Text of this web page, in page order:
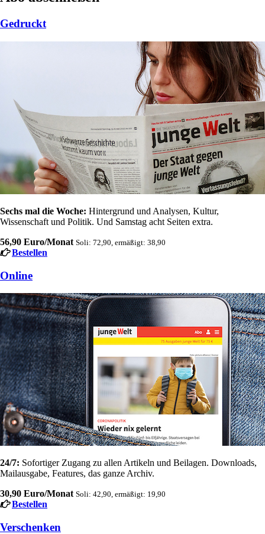
Gedruckt
Sechs mal die Woche: Hintergrund und Analysen, Kultur,
Wissenschaft und Politik. Und Samstag acht Seiten extra.
56,90 Euro/Monat Soli: 72,90, ermäßigt: 38,90
Bestellen
Online
24/7: Sofortiger Zugang zu allen Artikeln und Beilagen. Downloads,
Mailausgabe, Features, das ganze Archiv.
30,90 Euro/Monat Soli: 42,90, ermäßigt: 19,90
Bestellen
Verschenken